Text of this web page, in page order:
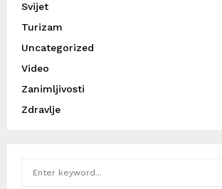
Svijet
Turizam
Uncategorized
Video
Zanimljivosti
Zdravlje